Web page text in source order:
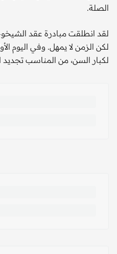
الصلة.
لقد انطلقت مبادرة عقد
لكن الزمن لا يمهل. وفي اليوم
لكبار السن، من المناسب تجديد